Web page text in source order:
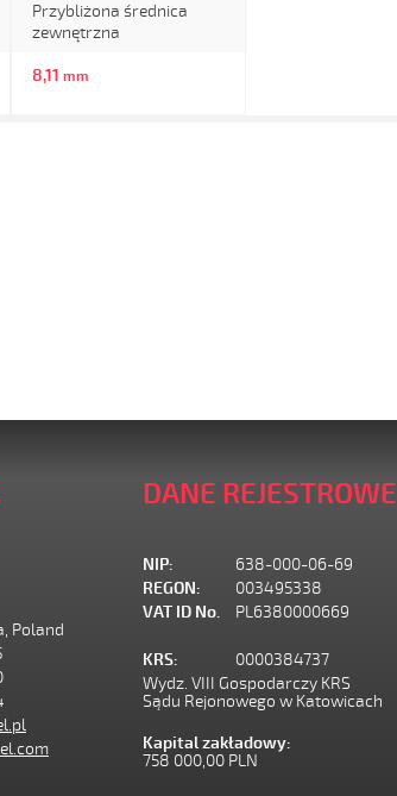
Przybliżona średnica
zewnętrzna
8,11 mm
Poland
DANE REJESTROWE
NIP:
638-000-06-69
REGON:
003495338
VAT ID No.
PL6380000669
KRS:
0000384737
Wydz. VIII Gospodarczy KRS
Sądu Rejonowego w Katowicach
Kapital zakładowy:
758 000,00 PLN